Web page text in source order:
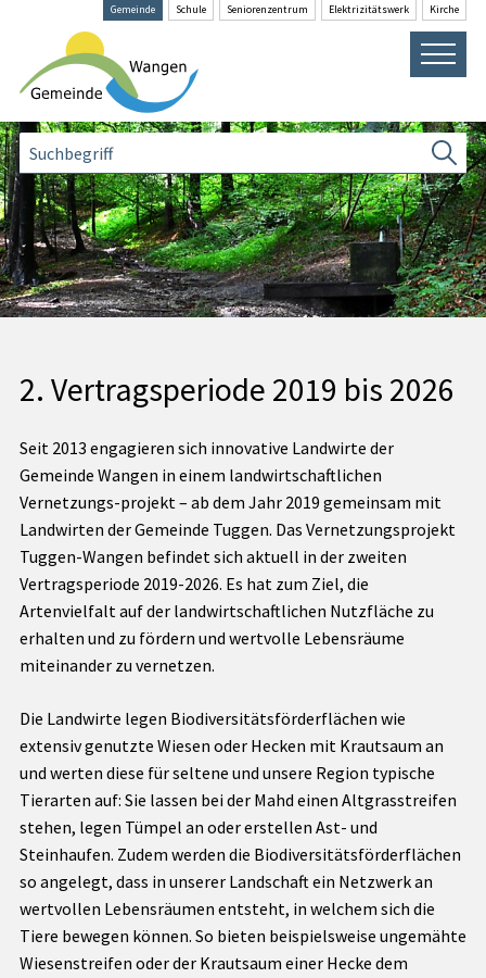
Navigieren in Wangen SZ
Schnellnavigation
Gemeinde Schule Senioren­zentrum Elektrizitäts­werk Kirche
Suche
Suchbegriff
2. Vertragsperiode 2019 bis 2026
Seit 2013 engagieren sich innovative Landwirte der
Gemeinde Wangen in einem landwirtschaftlichen
Vernetzungs-projekt – ab dem Jahr 2019 gemeinsam mit
Landwirten der Gemeinde Tuggen. Das Vernetzungsprojekt
Tuggen-Wangen befindet sich aktuell in der zweiten
Vertragsperiode 2019-2026. Es hat zum Ziel, die
Artenvielfalt auf der landwirtschaftlichen Nutzfläche zu
erhalten und zu fördern und wertvolle Lebensräume
miteinander zu vernetzen.
Die Landwirte legen Biodiversitätsförderflächen wie
extensiv genutzte Wiesen oder Hecken mit Krautsaum an
und werten diese für seltene und unsere Region typische
Tierarten auf: Sie lassen bei der Mahd einen Altgrasstreifen
stehen, legen Tümpel an oder erstellen Ast- und
Steinhaufen. Zudem werden die Biodiversitätsförderflächen
so angelegt, dass in unserer Landschaft ein Netzwerk an
wertvollen Lebensräumen entsteht, in welchem sich die
Tiere bewegen können. So bieten beispielsweise ungemähte
Wiesenstreifen oder der Krautsaum einer Hecke dem